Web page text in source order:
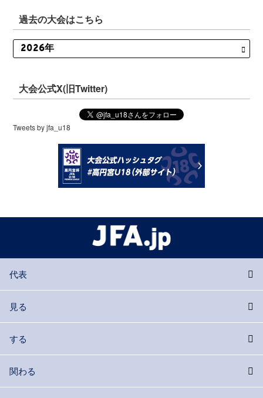
過去の大会はこちら
大会公式X(旧Twitter)
Tweets by jfa_u18
代表
見る
する
関わる